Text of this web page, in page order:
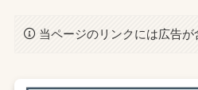
当ページのリンクには広告が